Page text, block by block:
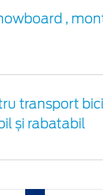
,
transport
și rabatabil